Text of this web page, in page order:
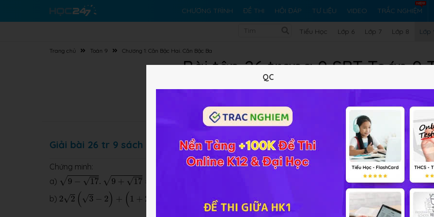
CHƯƠNG TRÌNH ĐỀ THI HỎI ĐÁP TƯ LIỆU VIDEO TRẮC NGHIỆM
Tiểu Học Lớp 6 Lớp 7 Lớp 8 Lớp
Trang chủ Toán 9 Chương 1: Căn Bậc Hai. Căn Bậc Ba
Bài tập 26 trang 9 SBT Toán 9
10 trắc nghiệm
Lý thuyết 10Trắc nghiệm 25BT SGK 371
Giải bài 26 tr 9 sách BT Toán lớp 9 Tập 1
Chứng minh:
a) √9 − √17. √9 + √17 =
−17.9+17=8
b) 2√2 ( √3 − 2) + ( 1 + 2 9
2 −2 2 2
QC